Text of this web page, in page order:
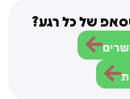
של כל רגע?